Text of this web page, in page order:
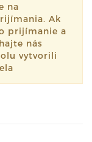
na
Ak
prijímanie a
nás
vytvorili